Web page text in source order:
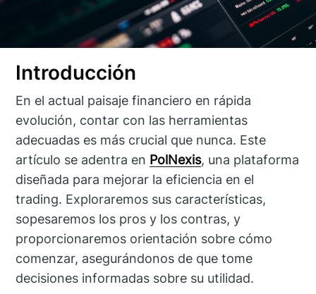
Introducción
En el actual paisaje financiero en rápida
evolución, contar con las herramientas
adecuadas es más crucial que nunca. Este
artículo se adentra en PolNexis, una plataforma
diseñada para mejorar la eficiencia en el
trading. Exploraremos sus características,
sopesaremos los pros y los contras, y
proporcionaremos orientación sobre cómo
comenzar, asegurándonos de que tome
decisiones informadas sobre su utilidad.